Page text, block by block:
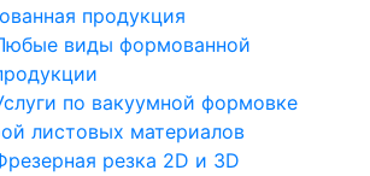
продукция
виды формованной
по вакуумной формовке
листовых материалов
резка 2D и 3D